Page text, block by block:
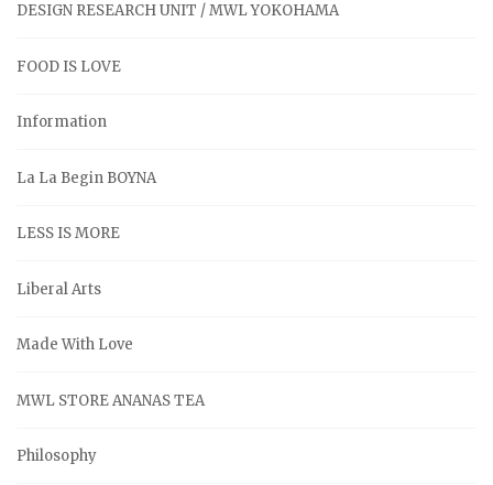
DESIGN RESEARCH UNIT / MWL YOKOHAMA
FOOD IS LOVE
Information
La La Begin BOYNA
LESS IS MORE
Liberal Arts
Made With Love
MWL STORE ANANAS TEA
Philosophy